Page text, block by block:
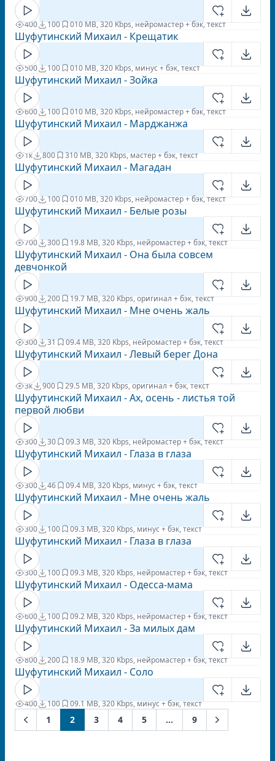
400 100 010 MB, 320 Kbps, нейромастер + бэк, текст
Шуфутинский Михаил - Крещатик
500 100 010 MB, 320 Kbps, минус + бэк, текст
Шуфутинский Михаил - Зойка
600 100 010 MB, 320 Kbps, нейромастер + бэк, текст
Шуфутинский Михаил - Марджанжа
1к 800 310 MB, 320 Kbps, мастер + бэк, текст
Шуфутинский Михаил - Магадан
700 100 010 MB, 320 Kbps, нейромастер + бэк, текст
Шуфутинский Михаил - Белые розы
700 300 19.8 MB, 320 Kbps, нейромастер + бэк, текст
Шуфутинский Михаил - Она была совсем
девчонкой
900 200 19.7 MB, 320 Kbps, оригинал + бэк, текст
Шуфутинский Михаил - Мне очень жаль
300 31 09.4 MB, 320 Kbps, нейромастер + бэк, текст
Шуфутинский Михаил - Левый берег Дона
3к 900 29.5 MB, 320 Kbps, оригинал + бэк, текст
Шуфутинский Михаил - Ах, осень - листья той
первой любви
300 30 09.3 MB, 320 Kbps, нейромастер + бэк, текст
Шуфутинский Михаил - Глаза в глаза
300 46 09.4 MB, 320 Kbps, минус + бэк, текст
Шуфутинский Михаил - Мне очень жаль
300 100 09.3 MB, 320 Kbps, минус + бэк, текст
Шуфутинский Михаил - Глаза в глаза
300 100 09.3 MB, 320 Kbps, нейромастер + бэк, текст
Шуфутинский Михаил - Одесса-мама
600 100 09.2 MB, 320 Kbps, нейромастер + бэк, текст
Шуфутинский Михаил - За милых дам
800 200 18.9 MB, 320 Kbps, нейромастер + бэк, текст
Шуфутинский Михаил - Соло
400 100 09.1 MB, 320 Kbps, минус + бэк, текст
Previous
1 2 3 4 5 ... 9 Next